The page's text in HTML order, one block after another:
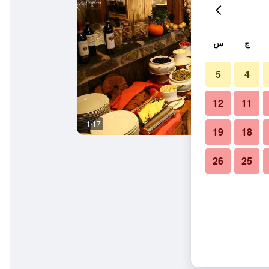
1/17
ج س
4
5
11
12
18
19
25
26